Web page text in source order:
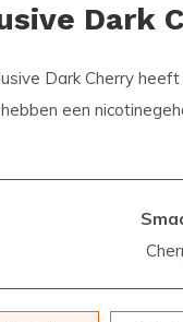
Dark
Dark Cherry
een